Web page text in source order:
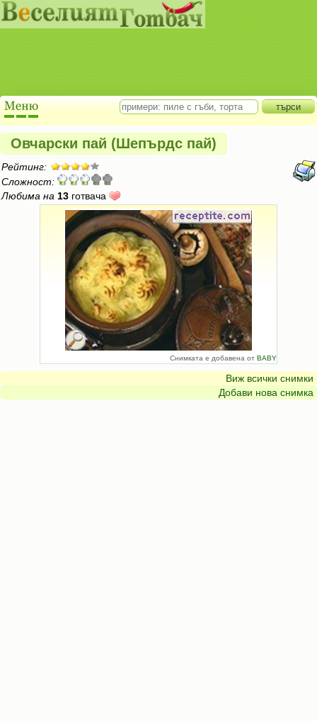
Овчарски пай (Шепърдс пай)
Рейтинг:
Сложност:
Любима на 13 готвача
Снимката е добавена от BABY
Виж всички снимки
Добави нова снимка